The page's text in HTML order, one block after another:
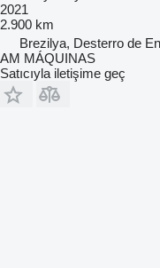
2021
2.900 km
Brezilya, Desterro de
AM MÁQUINAS
Satıcıyla iletişime geç